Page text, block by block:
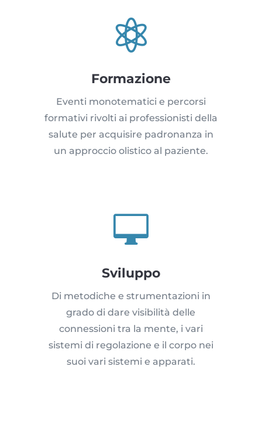

Formazione
Eventi monotematici e percorsi
formativi rivolti ai professionisti della
salute per acquisire padronanza in
un approccio olistico al paziente.

Sviluppo
Di metodiche e strumentazioni in
grado di dare visibilità delle
connessioni tra la mente, i vari
sistemi di regolazione e il corpo nei
suoi vari sistemi e apparati.